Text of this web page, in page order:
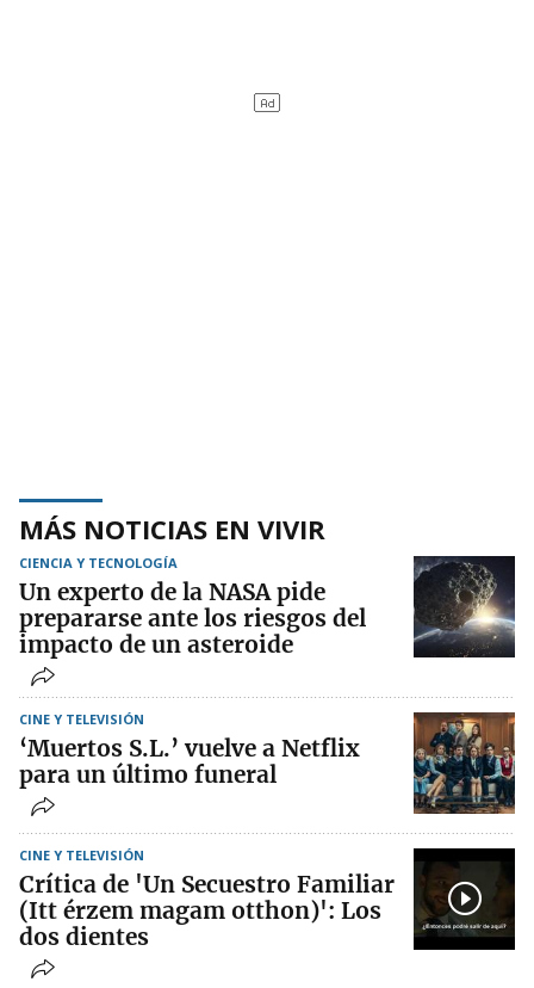
MÁS NOTICIAS EN VIVIR
CIENCIA Y TECNOLOGÍA
Un experto de la NASA pide
prepararse ante los riesgos del
impacto de un asteroide
CINE Y TELEVISIÓN
‘Muertos S.L.’ vuelve a Netflix
para un último funeral
CINE Y TELEVISIÓN
Crítica de 'Un Secuestro Familiar
(Itt érzem magam otthon)': Los
dos dientes